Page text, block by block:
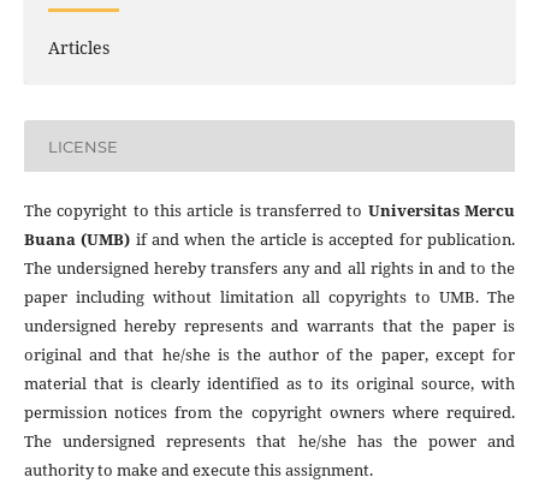
Articles
LICENSE
The copyright to this article is transferred to Universitas Mercu
Buana (UMB) if and when the article is accepted for publication.
The undersigned hereby transfers any and all rights in and to the
paper including without limitation all copyrights to UMB. The
undersigned hereby represents and warrants that the paper is
original and that he/she is the author of the paper, except for
material that is clearly identified as to its original source, with
permission notices from the copyright owners where required.
The undersigned represents that he/she has the power and
authority to make and execute this assignment.